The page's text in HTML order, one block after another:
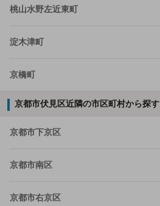
桃山水野左近東町
淀木津町
京橋町
京都市伏見区近隣の市区町村から探す
京都市下京区
京都市南区
京都市右京区